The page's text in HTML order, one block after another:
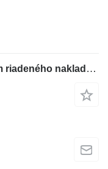
Motor Cummins B3.3T na šmykom riadeného nakladača Bobcat S160 S175 T190